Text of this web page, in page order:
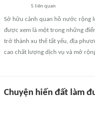
5 liên quan
Sở hữu cảnh quan hồ nước rộng
được xem là một trong những
trở thành xu thế tất yếu, địa
cao chất lượng dịch vụ và mở
Chuyện hiến đất làm